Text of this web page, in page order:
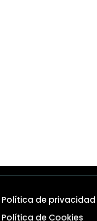
Política de privacidad
Política de Cookies